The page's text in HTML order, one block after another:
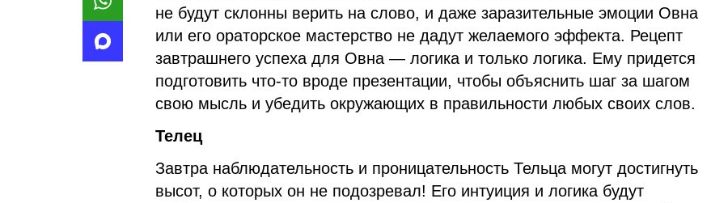
не будут склонны верить на слово, и даже заразительные эмоции Овна
или его ораторское мастерство не дадут желаемого эффекта. Рецепт
завтрашнего успеха для Овна — логика и только логика. Ему придется
подготовить что-то вроде презентации, чтобы объяснить шаг за шагом
свою мысль и убедить окружающих в правильности любых своих слов.
Телец
Завтра наблюдательность и проницательность Тельца могут достигнуть
высот, о которых он не подозревал! Его интуиция и логика будут